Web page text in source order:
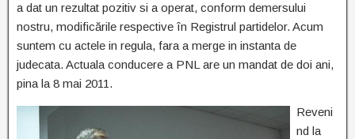
a dat un rezultat pozitiv si a operat, conform demersului
nostru, modificările respective în Registrul partidelor. Acum
suntem cu actele in regula, fara a merge in instanta de
judecata. Actuala conducere a PNL are un mandat de doi ani,
pina la 8 mai 2011.
Reveni
nd la